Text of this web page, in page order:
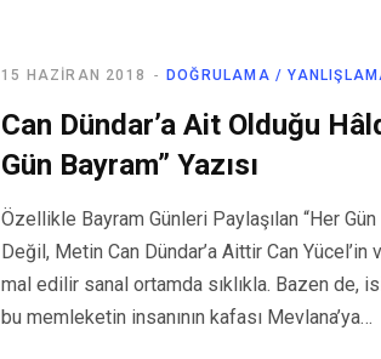
DOĞRULAMA /
15 HAZIRAN 2018
Can Dündar’a Ait Olduğu
Gün Bayram” Yazısı
Özellikle Bayram Günleri Paylaşılan “Her Gün
Değil, Metin Can Dündar’a Aittir Can Yücel’in
mal edilir sanal ortamda sıklıkla. Bazen de,
bu memleketin insanının kafası Mevlana’ya…